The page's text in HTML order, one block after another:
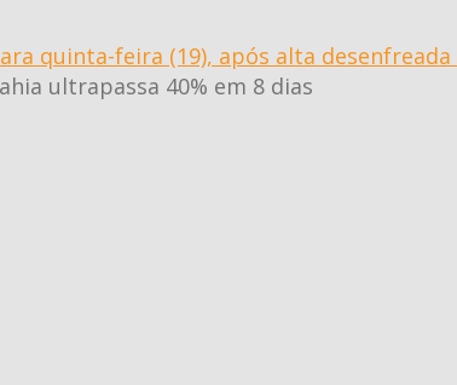
quinta-feira (19), após alta desenfreada
ultrapassa 40% em 8 dias